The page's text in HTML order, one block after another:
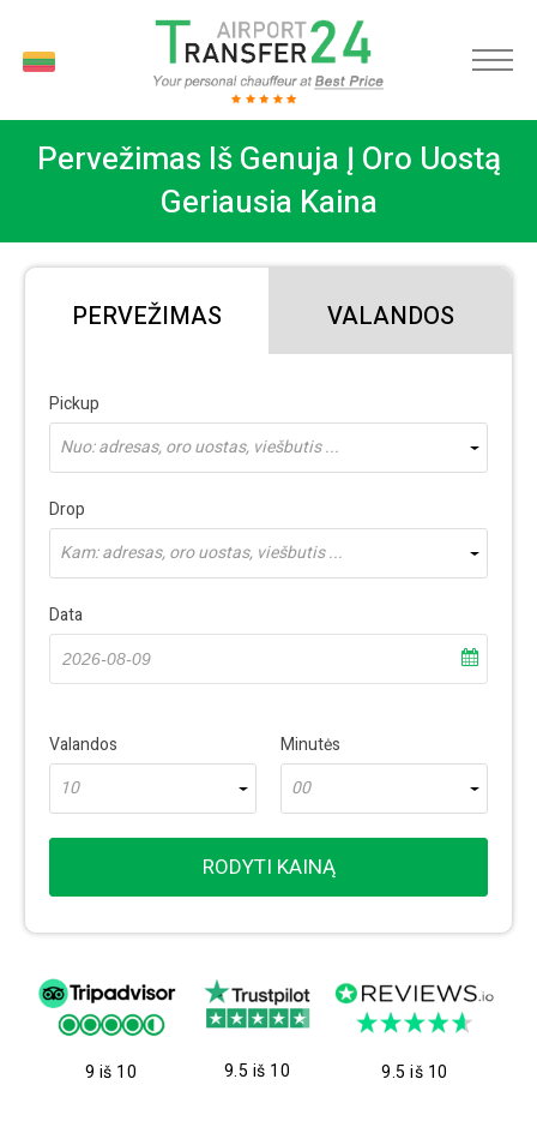
Pervežimas Iš Genuja Į Oro Uostą
Geriausia Kaina
PERVEŽIMAS VALANDOS
Pickup
Nuo: adresas, oro uostas, viešbutis ...
Drop
Kam: adresas, oro uostas, viešbutis ...
Data
Valandos
10
Minutės
00
RODYTI KAINĄ
9 iš 10 9.5 iš 10 9.5 iš 10